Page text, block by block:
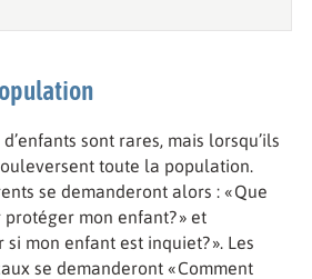
sont rares, mais lorsqu’ils
toute la population.
se demanderont alors : « Que
mon enfant? » et
si mon enfant est inquiet? ». Les
se demanderont « Comment